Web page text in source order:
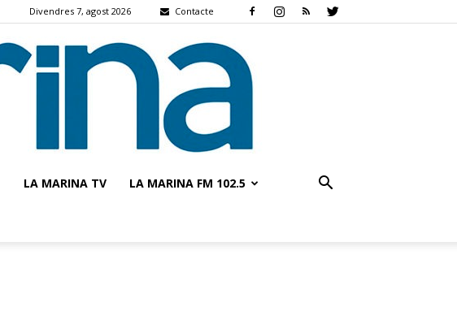
Divendres 7, agost 2026 Contacte
LA MARINA TV LA MARINA FM 102.5